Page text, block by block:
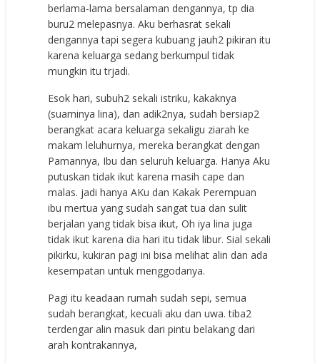
berlama-lama bersalaman dengannya, tp dia
buru2 melepasnya. Aku berhasrat sekali
dengannya tapi segera kubuang jauh2 pikiran itu
karena keluarga sedang berkumpul tidak
mungkin itu trjadi.
Esok hari, subuh2 sekali istriku, kakaknya
(suaminya lina), dan adik2nya, sudah bersiap2
berangkat acara keluarga sekaligu ziarah ke
makam leluhurnya, mereka berangkat dengan
Pamannya, Ibu dan seluruh keluarga. Hanya Aku
putuskan tidak ikut karena masih cape dan
malas. jadi hanya AKu dan Kakak Perempuan
ibu mertua yang sudah sangat tua dan sulit
berjalan yang tidak bisa ikut, Oh iya lina juga
tidak ikut karena dia hari itu tidak libur. Sial sekali
pikirku, kukiran pagi ini bisa melihat alin dan ada
kesempatan untuk menggodanya.
Pagi itu keadaan rumah sudah sepi, semua
sudah berangkat, kecuali aku dan uwa. tiba2
terdengar alin masuk dari pintu belakang dari
arah kontrakannya,